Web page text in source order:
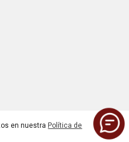
en nuestra Política de